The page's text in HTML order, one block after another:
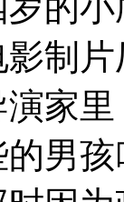
制片
家
男孩